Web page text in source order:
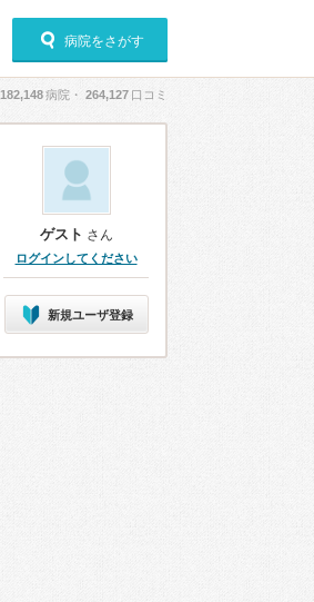
病院をさがす
182,148病院・ 264,127 口コミ
ゲスト さん
ログインしてください
新規ユーザ登録